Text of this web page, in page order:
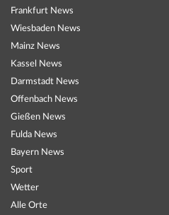
Frankfurt News
Wiesbaden News
Mainz News
Kassel News
Darmstadt News
Offenbach News
Gießen News
Fulda News
Bayern News
Sport
Wetter
Alle Orte